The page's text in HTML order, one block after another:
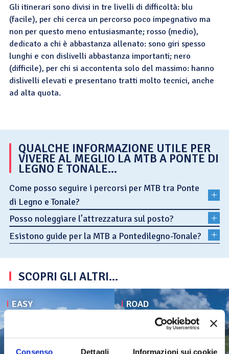
Consenso Dettagli Informazioni sui cookie
Gli itinerari sono divisi in tre livelli di difficoltà: blu
(facile), per chi cerca un percorso poco impegnativo ma
non per questo meno entusiasmante; rosso (medio),
dedicato a chi è abbastanza allenato: sono giri spesso
lunghi e con dislivelli abbastanza importanti; nero
(difficile), per chi si accontenta solo del massimo: hanno
dislivelli elevati e presentano tratti molto tecnici, anche
ad alta quota.
QUALCHE INFORMAZIONE UTILE PER
VIVERE AL MEGLIO LA MTB A PONTE DI
LEGNO E TONALE…
Come posso seguire i percorsi per MTB tra Ponte
di Legno e Tonale?
Posso noleggiare l’attrezzatura sul posto?
Esistono guide per la MTB a Pontedilegno-Tonale?
SCOPRI GLI ALTRI...
EASY ROAD